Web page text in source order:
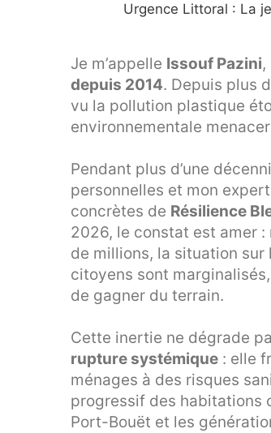
Urgence Littoral : La
Je m’appelle Issouf Pazini
depuis 2014. Depuis plus
vu la pollution plastique
environnementale
Pendant plus d’une
personnelles et mon
concrètes de Résilience
2026, le constat est amer
de millions, la situation
citoyens sont
de gagner du terrain.
Cette inertie ne dégrade
rupture systémique : elle
ménages à des risques
progressif des habitations
Port-Bouët et les